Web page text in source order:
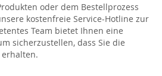
oder dem Bestellprozess
kostenfreie Service-Hotline zur
Team bietet Ihnen eine
sicherzustellen, dass Sie die